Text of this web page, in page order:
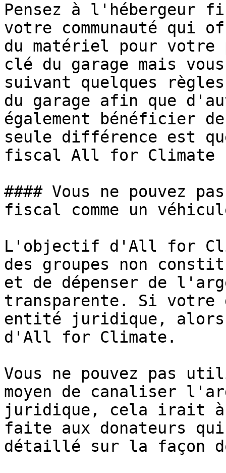
Pensez à l'hébergeur
votre communauté qui
du matériel pour
clé du garage mais
suivant quelques
du garage afin que
également bénéficier
seule différence est
fiscal All for Climate
#### Vous ne pouvez
fiscal comme un
L'objectif d'All for
des groupes non
et de dépenser de
transparente. Si votre
entité juridique, alors
d'All for Climate.
Vous ne pouvez pas
moyen de canaliser
juridique, cela irait à
faite aux donateurs
détaillé sur la façon